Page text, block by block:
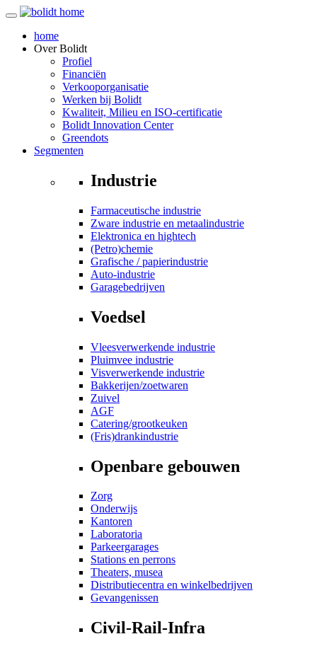
home
OverBolidt
Profiel
Financiën
Verkooporganisatie
Werken bij Bolidt
Kwaliteit, Milieu en ISO-certificatie
Bolidt Innovation Center
Greendots
Segmenten
Industrie
Farmaceutische industrie
Zware industrie en metaalindustrie
Elektronica en hightech
(Petro)chemie
Grafische / papierindustrie
Auto-industrie
Garagebedrijven
Voedsel
Vleesverwerkende industrie
Pluimvee industrie
Visverwerkende industrie
Bakkerijen/zoetwaren
Zuivel
AGF
Catering/grootkeuken
(Fris)drankindustrie
Openbare gebouwen
Zorg
Onderwijs
Kantoren
Laboratoria
Parkeergarages
Stations en perrons
Theaters, musea
Distributiecentra en winkelbedrijven
Gevangenissen
Civil-Rail-Infra